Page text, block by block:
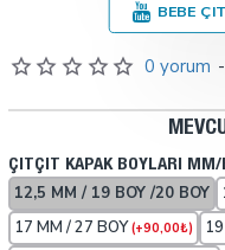
0 yorum -
ÇITÇIT KAPAK BOYLARI MM/
12,5 MM / 19 BOY /20 BOY
17 MM / 27 BOY (+90,00₺)
BEBE